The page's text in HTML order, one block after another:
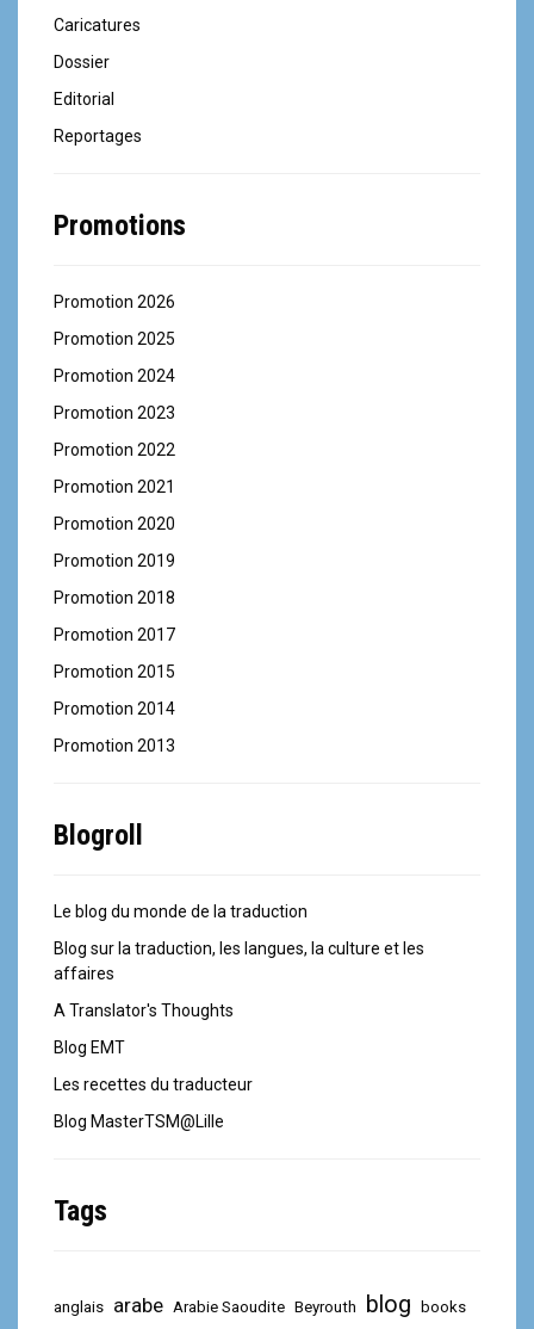
Caricatures
Dossier
Editorial
Reportages
Promotions
Promotion 2026
Promotion 2025
Promotion 2024
Promotion 2023
Promotion 2022
Promotion 2021
Promotion 2020
Promotion 2019
Promotion 2018
Promotion 2017
Promotion 2015
Promotion 2014
Promotion 2013
Blogroll
Le blog du monde de la traduction
Blog sur la traduction, les langues, la culture et les
affaires
A Translator's Thoughts
Blog EMT
Les recettes du traducteur
Blog MasterTSM@Lille
Tags
anglais arabe Arabie Saoudite Beyrouth blog books